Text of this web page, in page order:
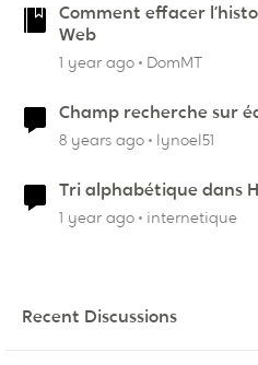
Comment effacer
Web
1 year ago DomMT
Champ recherche sur
8 years ago lynoel51
Tri alphabétique dans
1 year ago internetique
Recent Discussions